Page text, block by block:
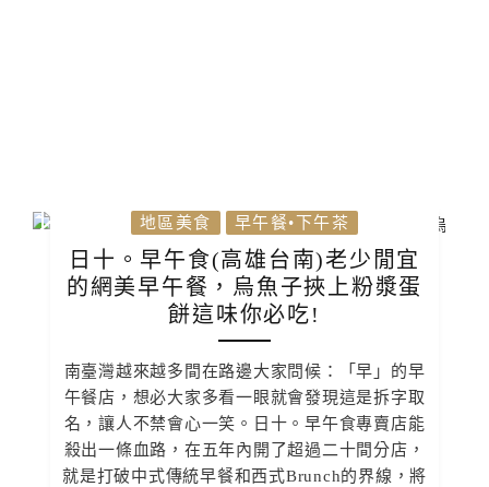
地區美食 早午餐•下午茶
日十。早午食(高雄台南)老少閒宜
的網美早午餐，烏魚子挾上粉漿蛋
餅這味你必吃!
南臺灣越來越多間在路邊大家問候：「早」的早
午餐店，想必大家多看一眼就會發現這是拆字取
名，讓人不禁會心一笑。日十。早午食專賣店能
殺出一條血路，在五年內開了超過二十間分店，
就是打破中式傳統早餐和西式Brunch的界線，將